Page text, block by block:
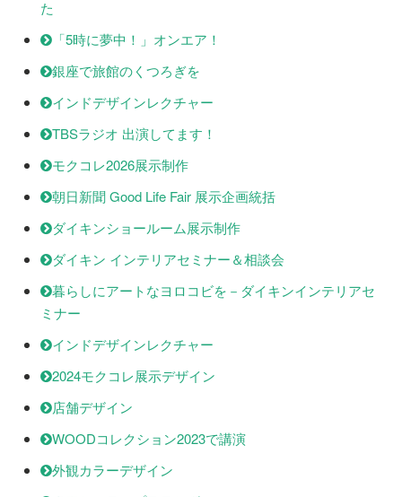
た
「5時に夢中！」オンエア！
銀座で旅館のくつろぎを
インドデザインレクチャー
TBSラジオ 出演してます！
モクコレ2026展示制作
朝日新聞 Good Life Fair 展示企画統括
ダイキンショールーム展示制作
ダイキン インテリアセミナー＆相談会
暮らしにアートなヨロコビを－ダイキンインテリアセ
ミナー
インドデザインレクチャー
2024モクコレ展示デザイン
店舗デザイン
WOODコレクション2023で講演
外観カラーデザイン